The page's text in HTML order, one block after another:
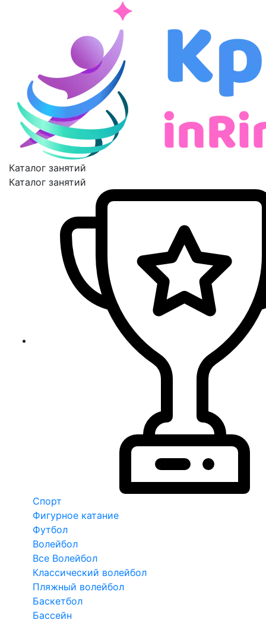
Каталог занятий
Каталог занятий
Спорт
Фигурное катание
Футбол
Волейбол
Все Волейбол
Классический волейбол
Пляжный волейбол
Баскетбол
Бассейн